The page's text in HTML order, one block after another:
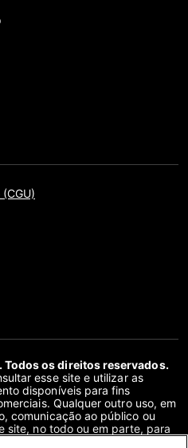
os direitos reservados.
esse site e utilizar as
disponíveis para fins
Qualquer outro uso, em
comunicação ao público ou
site, no todo ou em parte, para